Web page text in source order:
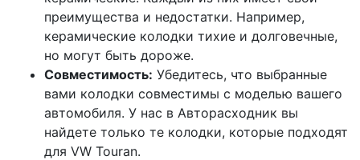
преимущества и недостатки. Например,
керамические колодки тихие и долговечные,
но могут быть дороже.
Совместимость: Убедитесь, что выбранные
вами колодки совместимы с моделью вашего
автомобиля. У нас в Авторасходник вы
найдете только те колодки, которые подходят
для VW Touran.